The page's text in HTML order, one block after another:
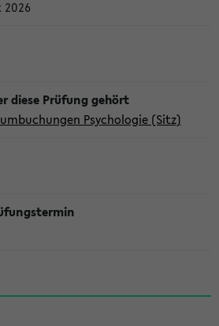
Psychologie (Sitz)